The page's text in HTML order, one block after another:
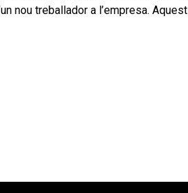
nou treballador a l’empresa. Aquest